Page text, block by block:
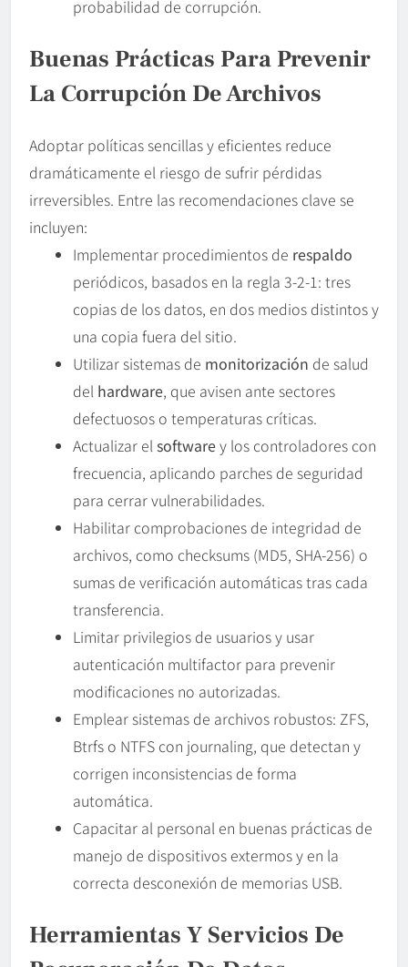
probabilidad de corrupción.
Buenas Prácticas Para Prevenir
La Corrupción De Archivos
Adoptar políticas sencillas y eficientes reduce
dramáticamente el riesgo de sufrir pérdidas
irreversibles. Entre las recomendaciones clave se
incluyen:
Implementar procedimientos de respaldo
periódicos, basados en la regla 3-2-1: tres
copias de los datos, en dos medios distintos y
una copia fuera del sitio.
Utilizar sistemas de monitorización de salud
del hardware, que avisen ante sectores
defectuosos o temperaturas críticas.
Actualizar elsoftwarey los controladores con
frecuencia, aplicando parches de seguridad
para cerrar vulnerabilidades.
Habilitar comprobaciones de integridad de
archivos, como checksums (MD5, SHA-256) o
sumas de verificación automáticas tras cada
transferencia.
Limitar privilegios de usuarios y usar
autenticación multifactor para prevenir
modificaciones no autorizadas.
Emplear sistemas de archivos robustos: ZFS,
Btrfs o NTFS con journaling, que detectan y
corrigen inconsistencias de forma
automática.
Capacitar al personal en buenas prácticas de
manejo de dispositivos extermos y en la
correcta desconexión de memorias USB.
Herramientas Y Servicios De